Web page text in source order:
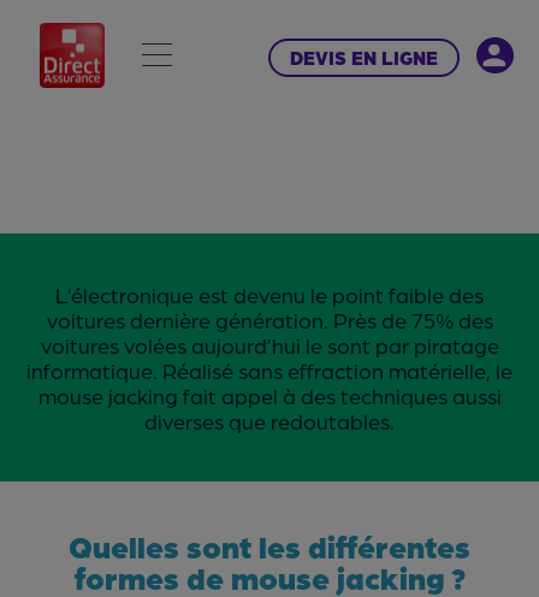
DEVIS EN LIGNE
L’électronique est devenu le point faible des
voitures dernière génération. Près de 75% des
voitures volées aujourd’hui le sont par piratage
informatique. Réalisé sans effraction matérielle, le
mouse jacking fait appel à des techniques aussi
diverses que redoutables.
Quelles sont les différentes
formes de mouse jacking ?